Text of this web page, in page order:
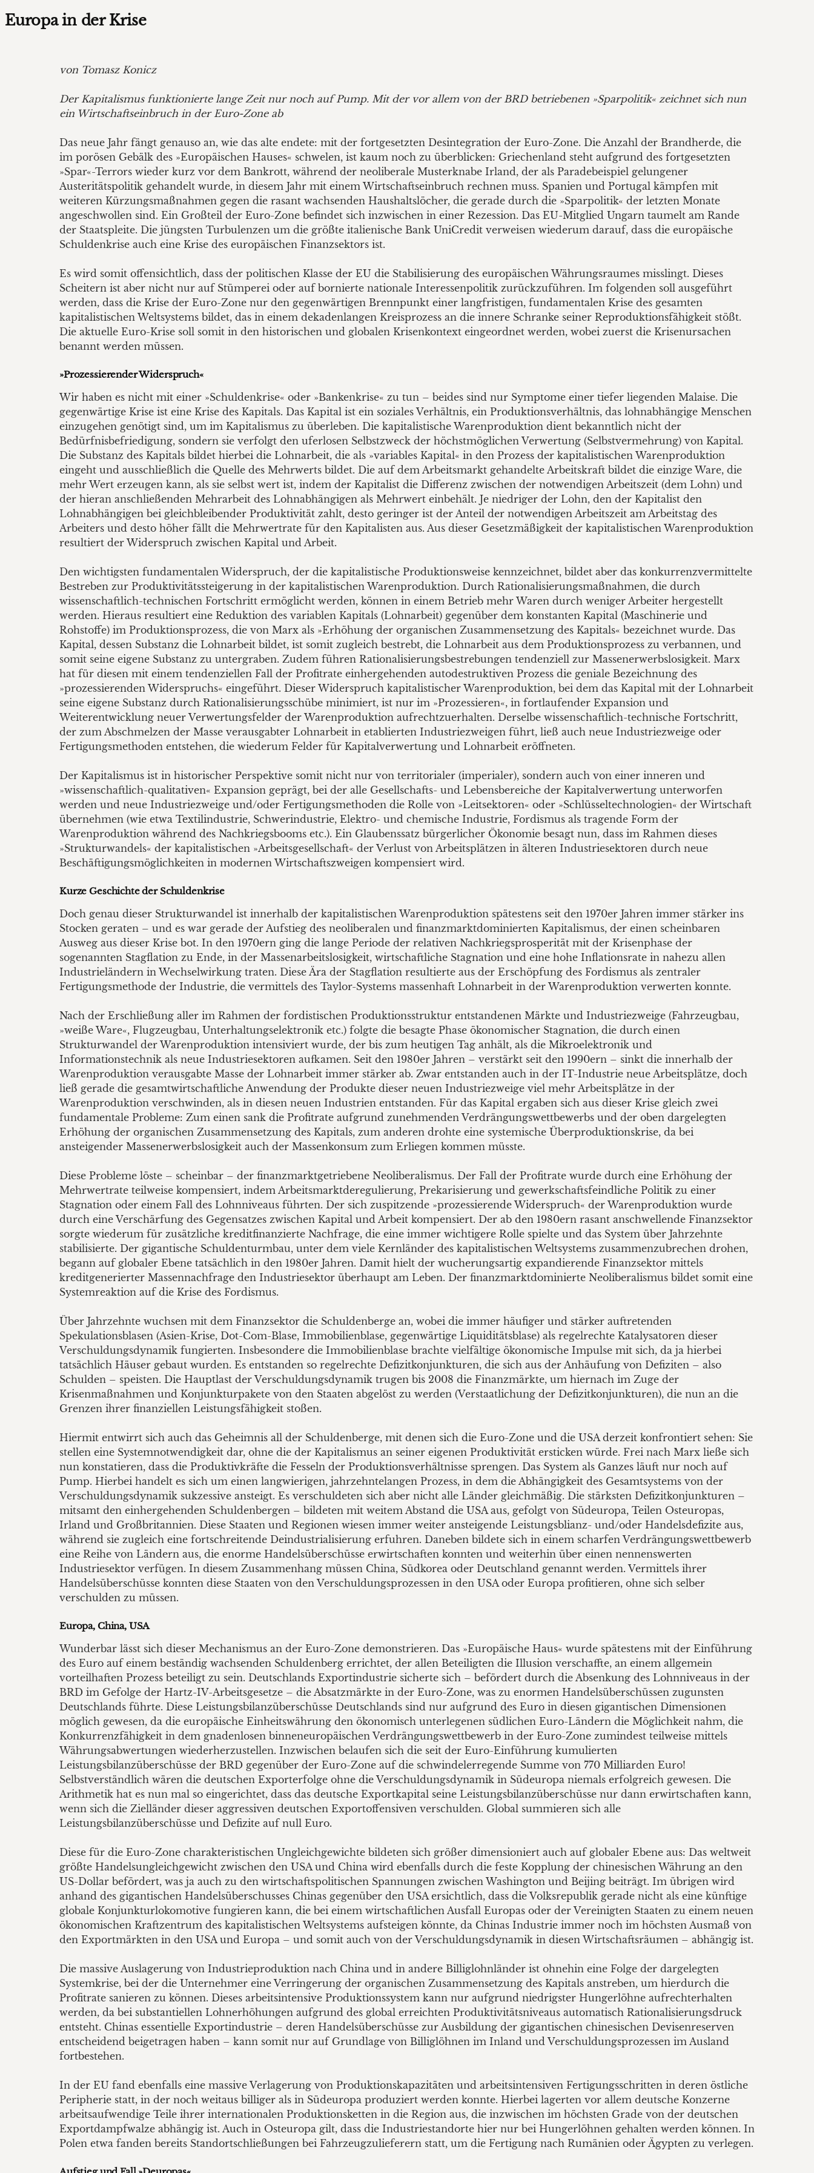
Europa in der Krise
von Tomasz Konicz
Der Kapitalismus funktionierte lange Zeit nur noch auf Pump. Mit der vor allem von der BRD betriebenen »Sparpolitik« zeichnet sich nun
ein Wirtschaftseinbruch in der Euro-Zone ab
Das neue Jahr fängt genauso an, wie das alte endete: mit der fortgesetzten Desintegration der Euro-Zone. Die Anzahl der Brandherde, die
im porösen Gebälk des »Europäischen Hauses« schwelen, ist kaum noch zu überblicken: Griechenland steht aufgrund des fortgesetzten
»Spar«-Terrors wieder kurz vor dem Bankrott, während der neoliberale Musterknabe Irland, der als Paradebeispiel gelungener
Austeritätspolitik gehandelt wurde, in diesem Jahr mit einem Wirtschaftseinbruch rechnen muss. Spanien und Portugal kämpfen mit
weiteren Kürzungsmaßnahmen gegen die rasant wachsenden Haushaltslöcher, die gerade durch die »Sparpolitik« der letzten Monate
angeschwollen sind. Ein Großteil der Euro-Zone befindet sich inzwischen in einer Rezession. Das EU-Mitglied Ungarn taumelt am Rande
der Staatspleite. Die jüngsten Turbulenzen um die größte italienische Bank UniCredit verweisen wiederum darauf, dass die europäische
Schuldenkrise auch eine Krise des europäischen Finanzsektors ist.
Es wird somit offensichtlich, dass der politischen Klasse der EU die Stabilisierung des europäischen Währungsraumes misslingt. Dieses
Scheitern ist aber nicht nur auf Stümperei oder auf bornierte nationale Interessenpolitik zurückzuführen. Im folgenden soll ausgeführt
werden, dass die Krise der Euro-Zone nur den gegenwärtigen Brennpunkt einer langfristigen, fundamentalen Krise des gesamten
kapitalistischen Weltsystems bildet, das in einem dekadenlangen Kreisprozess an die innere Schranke seiner Reproduktionsfähigkeit stößt.
Die aktuelle Euro-Krise soll somit in den historischen und globalen Krisenkontext eingeordnet werden, wobei zuerst die Krisenursachen
benannt werden müssen.
»Prozessierender Widerspruch«
Wir haben es nicht mit einer »Schuldenkrise« oder »Bankenkrise« zu tun – beides sind nur Symptome einer tiefer liegenden Malaise. Die
gegenwärtige Krise ist eine Krise des Kapitals. Das Kapital ist ein soziales Verhältnis, ein Produktionsverhältnis, das lohnabhängige Menschen
einzugehen genötigt sind, um im Kapitalismus zu überleben. Die kapitalistische Warenproduktion dient bekanntlich nicht der
Bedürfnisbefriedigung, sondern sie verfolgt den uferlosen Selbstzweck der höchstmöglichen Verwertung (Selbstvermehrung) von Kapital.
Die Substanz des Kapitals bildet hierbei die Lohnarbeit, die als »variables Kapital« in den Prozess der kapitalistischen Warenproduktion
eingeht und ausschließlich die Quelle des Mehrwerts bildet. Die auf dem Arbeitsmarkt gehandelte Arbeitskraft bildet die einzige Ware, die
mehr Wert erzeugen kann, als sie selbst wert ist, indem der Kapitalist die Differenz zwischen der notwendigen Arbeitszeit (dem Lohn) und
der hieran anschließenden Mehrarbeit des Lohnabhängigen als Mehrwert einbehält. Je niedriger der Lohn, den der Kapitalist den
Lohnabhängigen bei gleichbleibender Produktivität zahlt, desto geringer ist der Anteil der notwendigen Arbeitszeit am Arbeitstag des
Arbeiters und desto höher fällt die Mehrwertrate für den Kapitalisten aus. Aus dieser Gesetzmäßigkeit der kapitalistischen Warenproduktion
resultiert der Widerspruch zwischen Kapital und Arbeit.
Den wichtigsten fundamentalen Widerspruch, der die kapitalistische Produktionsweise kennzeichnet, bildet aber das konkurrenzvermittelte
Bestreben zur Produktivitätssteigerung in der kapitalistischen Warenproduktion. Durch Rationalisierungsmaßnahmen, die durch
wissenschaftlich-technischen Fortschritt ermöglicht werden, können in einem Betrieb mehr Waren durch weniger Arbeiter hergestellt
werden. Hieraus resultiert eine Reduktion des variablen Kapitals (Lohnarbeit) gegenüber dem konstanten Kapital (Maschinerie und
Rohstoffe) im Produktionsprozess, die von Marx als »Erhöhung der organischen Zusammensetzung des Kapitals« bezeichnet wurde. Das
Kapital, dessen Substanz die Lohnarbeit bildet, ist somit zugleich bestrebt, die Lohnarbeit aus dem Produktionsprozess zu verbannen, und
somit seine eigene Substanz zu untergraben. Zudem führen Rationalisierungsbestrebungen tendenziell zur Massenerwerbslosigkeit. Marx
hat für diesen mit einem tendenziellen Fall der Profitrate einhergehenden autodestruktiven Prozess die geniale Bezeichnung des
»prozessierenden Widerspruchs« eingeführt. Dieser Widerspruch kapitalistischer Warenproduktion, bei dem das Kapital mit der Lohnarbeit
seine eigene Substanz durch Rationalisierungsschübe minimiert, ist nur im »Prozessieren«, in fortlaufender Expansion und
Weiterentwicklung neuer Verwertungsfelder der Warenproduktion aufrechtzuerhalten. Derselbe wissenschaftlich-technische Fortschritt,
der zum Abschmelzen der Masse verausgabter Lohnarbeit in etablierten Industriezweigen führt, ließ auch neue Industriezweige oder
Fertigungsmethoden entstehen, die wiederum Felder für Kapitalverwertung und Lohnarbeit eröffneten.
Der Kapitalismus ist in historischer Perspektive somit nicht nur von territorialer (imperialer), sondern auch von einer inneren und
»wissenschaftlich-qualitativen« Expansion geprägt, bei der alle Gesellschafts- und Lebensbereiche der Kapitalverwertung unterworfen
werden und neue Industriezweige und/oder Fertigungsmethoden die Rolle von »Leitsektoren« oder »Schlüsseltechnologien« der Wirtschaft
übernehmen (wie etwa Textilindustrie, Schwerindustrie, Elektro- und chemische Industrie, Fordismus als tragende Form der
Warenproduktion während des Nachkriegsbooms etc.). Ein Glaubenssatz bürgerlicher Ökonomie besagt nun, dass im Rahmen dieses
»Strukturwandels« der kapitalistischen »Arbeitsgesellschaft« der Verlust von Arbeitsplätzen in älteren Industriesektoren durch neue
Beschäftigungsmöglichkeiten in modernen Wirtschaftszweigen kompensiert wird.
Kurze Geschichte der Schuldenkrise
Doch genau dieser Strukturwandel ist innerhalb der kapitalistischen Warenproduktion spätestens seit den 1970er Jahren immer stärker ins
Stocken geraten – und es war gerade der Aufstieg des neoliberalen und finanzmarktdominierten Kapitalismus, der einen scheinbaren
Ausweg aus dieser Krise bot. In den 1970ern ging die lange Periode der relativen Nachkriegsprosperität mit der Krisenphase der
sogenannten Stagflation zu Ende, in der Massenarbeitslosigkeit, wirtschaftliche Stagnation und eine hohe Inflationsrate in nahezu allen
Industrieländern in Wechselwirkung traten. Diese Ära der Stagflation resultierte aus der Erschöpfung des Fordismus als zentraler
Fertigungsmethode der Industrie, die vermittels des Taylor-Systems massenhaft Lohnarbeit in der Warenproduktion verwerten konnte.
Nach der Erschließung aller im Rahmen der fordistischen Produktionsstruktur entstandenen Märkte und Industriezweige (Fahrzeugbau,
»weiße Ware«, Flugzeugbau, Unterhaltungselektronik etc.) folgte die besagte Phase ökonomischer Stagnation, die durch einen
Strukturwandel der Warenproduktion intensiviert wurde, der bis zum heutigen Tag anhält, als die Mikroelektronik und
Informationstechnik als neue Industriesektoren aufkamen. Seit den 1980er Jahren – verstärkt seit den 1990ern – sinkt die innerhalb der
Warenproduktion verausgabte Masse der Lohnarbeit immer stärker ab. Zwar entstanden auch in der IT-Industrie neue Arbeitsplätze, doch
ließ gerade die gesamtwirtschaftliche Anwendung der Produkte dieser neuen Industriezweige viel mehr Arbeitsplätze in der
Warenproduktion verschwinden, als in diesen neuen Industrien entstanden. Für das Kapital ergaben sich aus dieser Krise gleich zwei
fundamentale Probleme: Zum einen sank die Profitrate aufgrund zunehmenden Verdrängungswettbewerbs und der oben dargelegten
Erhöhung der organischen Zusammensetzung des Kapitals, zum anderen drohte eine systemische Überproduktionskrise, da bei
ansteigender Massenerwerbslosigkeit auch der Massenkonsum zum Erliegen kommen müsste.
Diese Probleme löste – scheinbar – der finanzmarktgetriebene Neoliberalismus. Der Fall der Profitrate wurde durch eine Erhöhung der
Mehrwertrate teilweise kompensiert, indem Arbeitsmarktderegulierung, Prekarisierung und gewerkschaftsfeindliche Politik zu einer
Stagnation oder einem Fall des Lohnniveaus führten. Der sich zuspitzende »prozessierende Widerspruch« der Warenproduktion wurde
durch eine Verschärfung des Gegensatzes zwischen Kapital und Arbeit kompensiert. Der ab den 1980ern rasant anschwellende Finanzsektor
sorgte wiederum für zusätzliche kreditfinanzierte Nachfrage, die eine immer wichtigere Rolle spielte und das System über Jahrzehnte
stabilisierte. Der gigantische Schuldenturmbau, unter dem viele Kernländer des kapitalistischen Weltsystems zusammenzubrechen drohen,
begann auf globaler Ebene tatsächlich in den 1980er Jahren. Damit hielt der wucherungsartig expandierende Finanzsektor mittels
kreditgenerierter Massennachfrage den Industriesektor überhaupt am Leben. Der finanzmarktdominierte Neoliberalismus bildet somit eine
Systemreaktion auf die Krise des Fordismus.
Über Jahrzehnte wuchsen mit dem Finanzsektor die Schuldenberge an, wobei die immer häufiger und stärker auftretenden
Spekulationsblasen (­Asien-Krise, Dot-Com-Blase, Immobilienblase, gegenwärtige Liquiditätsblase) als regelrechte Katalysatoren dieser
Verschuldungsdynamik fungierten. Insbesondere die Immobilienblase brachte vielfältige ökonomische Impulse mit sich, da ja hierbei
tatsächlich Häuser gebaut wurden. Es entstanden so regelrechte Defizitkonjunkturen, die sich aus der Anhäufung von Defiziten – also
Schulden – speisten. Die Hauptlast der Verschuldungsdynamik trugen bis 2008 die Finanzmärkte, um hiernach im Zuge der
Krisenmaßnahmen und Konjunkturpakete von den Staaten abgelöst zu werden (Verstaatlichung der Defizitkonjunkturen), die nun an die
Grenzen ihrer finanziellen Leistungsfähigkeit stoßen.
Hiermit entwirrt sich auch das Geheimnis all der Schuldenberge, mit denen sich die Euro-Zone und die USA derzeit konfrontiert sehen: Sie
stellen eine Systemnotwendigkeit dar, ohne die der Kapitalismus an seiner eigenen Produktivität ersticken würde. Frei nach Marx ließe sich
nun konstatieren, dass die Produktivkräfte die Fesseln der Produktionsverhältnisse sprengen. Das System als Ganzes läuft nur noch auf
Pump. Hierbei handelt es sich um einen langwierigen, jahrzehntelangen Prozess, in dem die Abhängigkeit des Gesamtsystems von der
Verschuldungsdynamik sukzessive ansteigt. Es verschuldeten sich aber nicht alle Länder gleichmäßig. Die stärksten Defizitkonjunkturen –
mitsamt den einhergehenden Schuldenbergen – bildeten mit weitem Abstand die USA aus, gefolgt von Südeu­ropa, Teilen Osteuropas,
Irland und Großbritannien. Diese Staaten und Regionen wiesen immer weiter ansteigende Leistungsblianz- und/oder Handelsdefizite aus,
während sie zugleich eine fortschreitende Deindustrialisierung erfuhren. Daneben bildete sich in einem scharfen Verdrängungswettbewerb
eine Reihe von Ländern aus, die enorme Handelsüberschüsse erwirtschaften konnten und weiterhin über einen nennenswerten
Industriesektor verfügen. In diesem Zusammenhang müssen China, Südkorea oder Deutschland genannt werden. Vermittels ihrer
Handelsüberschüsse konnten diese Staaten von den Verschuldungsprozessen in den USA oder Europa profitieren, ohne sich selber
verschulden zu müssen.
Europa, China, USA
Wunderbar lässt sich dieser Mechanismus an der Euro-Zone demonstrieren. Das »Europäische Haus« wurde spätestens mit der Einführung
des Euro auf einem beständig wachsenden Schuldenberg errichtet, der allen Beteiligten die Illusion verschaffte, an einem allgemein
vorteilhaften Prozess beteiligt zu sein. Deutschlands Exportindustrie sicherte sich – befördert durch die Absenkung des Lohnniveaus in der
BRD im Gefolge der Hartz-IV-Arbeitsgesetze – die Absatzmärkte in der Euro-Zone, was zu enormen Handelsüberschüssen zugunsten
Deutschlands führte. Diese Leistungsbilanzüberschüsse Deutschlands sind nur aufgrund des Euro in diesen gigantischen Dimensionen
möglich gewesen, da die europäische Einheitswährung den ökonomisch unterlegenen südlichen Euro-Ländern die Möglichkeit nahm, die
Konkurrenzfähigkeit in dem gnadenlosen binneneuropäischen Verdrängungswettbewerb in der Euro-Zone zumindest teilweise mittels
Währungsabwertungen wiederherzustellen. Inzwischen belaufen sich die seit der Euro-Einführung kumulierten
Leistungsbilanzüberschüsse der BRD gegenüber der Euro-Zone auf die schwindelerregende Summe von 770 Milliarden Euro!
Selbstverständlich wären die deutschen Exporterfolge ohne die Verschuldungsdynamik in Südeuropa niemals erfolgreich gewesen. Die
Arithmetik hat es nun mal so eingerichtet, dass das deutsche Exportkapital seine Leistungsbilanzüberschüsse nur dann erwirtschaften kann,
wenn sich die Zielländer dieser aggressiven deutschen Exportoffensiven verschulden. Global summieren sich alle
Leistungsbilanzüberschüsse und Defizite auf null Euro.
Diese für die Euro-Zone charakteristischen Ungleichgewichte bildeten sich größer dimensioniert auch auf globaler Ebene aus: Das weltweit
größte Handelsungleichgewicht zwischen den USA und China wird ebenfalls durch die feste Kopplung der chinesischen Währung an den
US-Dollar befördert, was ja auch zu den wirtschaftspolitischen Spannungen zwischen Washington und Beijing beiträgt. Im übrigen wird
anhand des gigantischen Handelsüberschusses Chinas gegenüber den USA ersichtlich, dass die Volksrepublik gerade nicht als eine künftige
globale Konjunkturlokomotive fungieren kann, die bei einem wirtschaftlichen Ausfall Europas oder der Vereinigten Staaten zu einem neuen
ökonomischen Kraftzentrum des kapitalistischen Weltsystems aufsteigen könnte, da Chinas Industrie immer noch im höchsten Ausmaß von
den Exportmärkten in den USA und Europa – und somit auch von der Verschuldungsdynamik in diesen Wirtschaftsräumen – abhängig ist.
Die massive Auslagerung von Industrieproduktion nach China und in andere Billiglohnländer ist ohnehin eine Folge der dargelegten
Systemkrise, bei der die Unternehmer eine Verringerung der organischen Zusammensetzung des Kapitals anstreben, um hierdurch die
Profitrate sanieren zu können. Dieses arbeitsintensive Produktionssystem kann nur aufgrund niedrigster Hungerlöhne aufrechterhalten
werden, da bei substantiellen Lohnerhöhungen aufgrund des global erreichten Produktivitätsniveaus automatisch Rationalisierungsdruck
entsteht. Chinas essentielle Exportindustrie – deren Handelsüberschüsse zur Ausbildung der gigantischen chinesischen Devisenreserven
entscheidend beigetragen haben – kann somit nur auf Grundlage von Billiglöhnen im Inland und Verschuldungsprozessen im Ausland
fortbestehen.
In der EU fand ebenfalls eine massive Verlagerung von Produktionskapazitäten und arbeitsintensiven Fertigungsschritten in deren östliche
Peripherie statt, in der noch weitaus billiger als in Südeuropa produziert werden konnte. Hierbei lagerten vor allem deutsche Konzerne
arbeitsaufwendige Teile ihrer internationalen Produktionsketten in die Region aus, die inzwischen im höchsten Grade von der deutschen
Exportdampfwalze abhängig ist. Auch in Osteuropa gilt, dass die Industriestandorte hier nur bei Hungerlöhnen gehalten werden können. In
Polen etwa fanden bereits Standortschließungen bei Fahrzeugzulieferern statt, um die Fertigung nach Rumänien oder Ägypten zu verlegen.